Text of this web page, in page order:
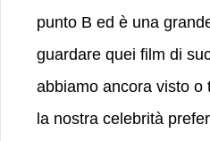
punto B ed è una
guardare quei film di
abbiamo ancora visto o
la nostra celebrità